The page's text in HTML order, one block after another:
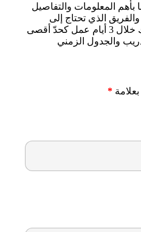
بأهم المعلومات والتفاصيل
الذي تحتاج إلى
تدريبه لدينا، وسنتواصل معك خلال 3 أيام عمل كحدّ أقصى
والجدول الزمني
بعلامة*